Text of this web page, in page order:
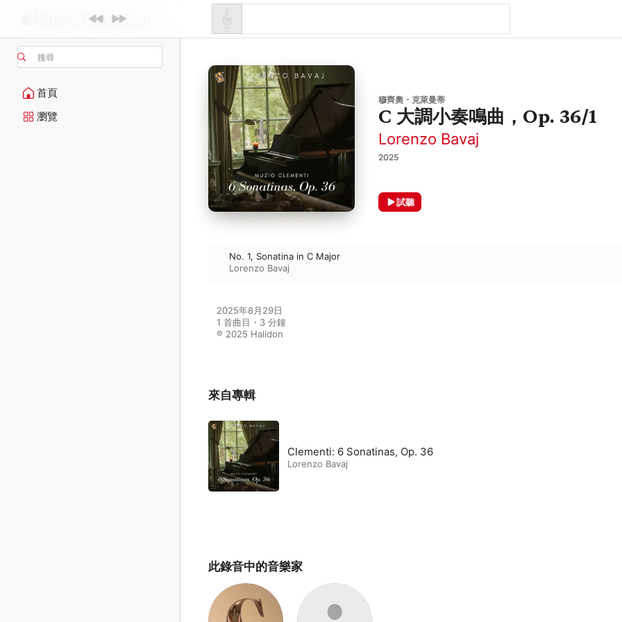
搜尋
首頁
瀏覽
穆齊奧・克萊曼蒂
C 大調小奏鳴曲，Op. 36/1
Lorenzo Bavaj
2025
試聽
No. 1, Sonatina in C Major
Lorenzo Bavaj
2025年8月29日
1 首曲目・3 分鐘
℗ 2025 Halidon
來自專輯
Clementi: 6 Sonatinas, Op. 36
Lorenzo Bavaj
此錄音中的音樂家